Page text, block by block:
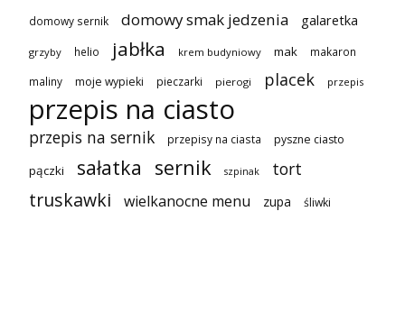
domowy sernik domowy smak jedzenia galaretka
grzyby helio jabłka krem budyniowy mak makaron
maliny moje wypieki pieczarki pierogi placek przepis
przepis na ciasto
przepis na sernik przepisy na ciasta pyszne ciasto
pączki sałatka sernik szpinak tort
truskawki wielkanocne menu zupa śliwki